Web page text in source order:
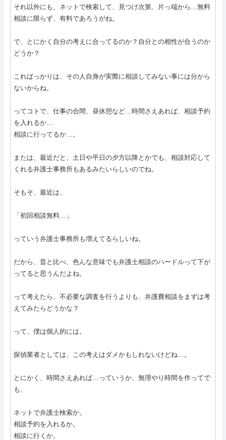
それ以外にも、ネットで検索して、見つけ次第、片っ端から…無料
相談に限らず、有料であろうがね。
で、とにかく自分の考えに合ってるのか？自分との相性が合うのか
どうか？
こればっかりは、その人自身が実際に相談してみない事には分から
ないからね。
ってコトで、仕事の合間、昼休憩など…時間さえあれば、相談予約
を入れるか…
相談に行ってるか…。
または、最近だと、土日や平日の夕方以降とかでも、相談対応して
くれる弁護士事務所もあるみたいらしいのでね。
そもそ、最近は、
「初回相談無料…」
っていう弁護士事務所も増えてるらしいね。
だから、昔と比べ、色んな意味でも弁護士相談のハードルって下が
ってると思うんだよね。
って考えたら、不必要な調査を行うよりも、弁護費相談をまずは考
えてみたらどうかな？
って、僕は個人的には。
探偵業者としては、この考えはダメかもしれないけどね…。
とにかく、時間さえあれば…っていうか、無理やり時間を作ってで
も、
ネットで弁護士検索か。
相談予約を入れるか。
相談に行くか。